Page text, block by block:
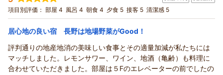
その後、お変わりなくお過ごしでしょうか。
次回はぜひお二人でお越しください。
心よりお待ちしております。
部屋も清潔で、布団カバーの白さもまぶしく、布団も上等。
そして、なんといっても抜群に素晴らしいのがお食事。
ス、朝は小鉢が並ぶ上品な美味しいお膳。
お料理は超抜群、お湯は最高、清潔さがありがたい、そしてスタ
ッフさんの丁寧で上品な接客も、満点花丸。
人生であと50回は行きたい、素晴らしい宿です。
宿泊プラン： 【じゃらんのお得な10日間】【くつろぎの基本プラン】とろけ
る信州牛と里山の恵みを堪能
和室 朝・夕
宿泊価格帯： 22,001～23,000円(大人一人あたり/税込)
鹿教湯温泉 くつろぎの宿 黒岩旅館からの返信
クロウ様
この度は、ご利用いただき、誠にありがとうございました。
項目別評価： 部屋 4 風呂 4 朝食 4 夕食 5 接客 5 清潔感 5
居心地の良い宿 長野は地場野菜がGood！
評判通りの地産地消の美味しい食事とその適量加減が私たちには
マッチしました。レモンサワー、ワイン、地酒（亀齢）も料理に
合わせていただきました。部屋は５Fのエレベーターの前でしたの